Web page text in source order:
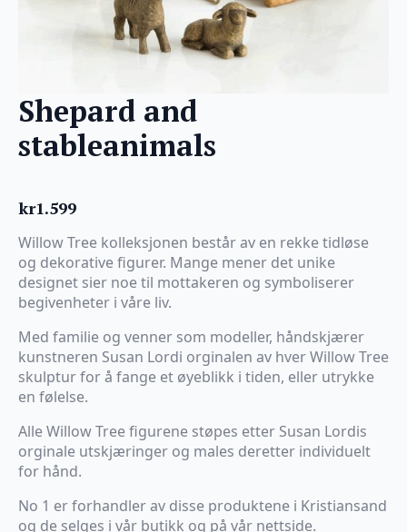
Shepard and
stableanimals
kr1.599
Willow Tree kolleksjonen består av en rekke tidløse
og dekorative figurer. Mange mener det unike
designet sier noe til mottakeren og symboliserer
begivenheter i våre liv.
Med familie og venner som modeller, håndskjærer
kunstneren Susan Lordi orginalen av hver Willow Tree
skulptur for å fange et øyeblikk i tiden, eller utrykke
en følelse.
Alle Willow Tree figurene støpes etter Susan Lordis
orginale utskjæringer og males deretter individuelt
for hånd.
No 1 er forhandler av disse produktene i Kristiansand
og de selges i vår butikk og på vår nettside.